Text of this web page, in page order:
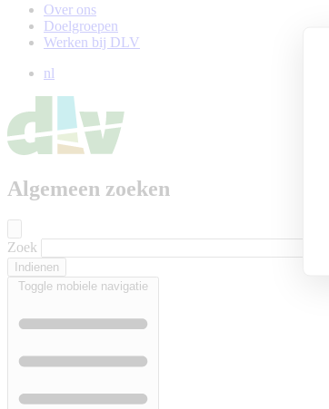
Over ons
Doelgroepen
Werken bij DLV
nl
Algemeen zoeken
Zoek
Toggle mobiele navigatie